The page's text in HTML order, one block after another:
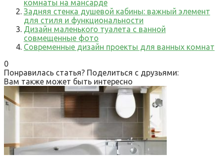
комнаты на мансарде
Задняя стенка душевой кабины: важный элемент
для стиля и функциональности
Дизайн маленького туалета с ванной
совмещенные фото
Современные дизайн проекты для ванных комнат
0
Понравилась статья? Поделиться с друзьями:
Вам также может быть интересно